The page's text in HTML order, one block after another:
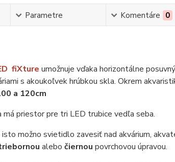
Parametre Komentáre 0
fiXture umožnuje vďaka horizontálne
s akoukoľvek hrúbkou skla. Okrem
a 120cm
priestor pre tri LED trubice vedľa seba.
možno svietidlo zavesiť nad akvárium,
alebo čiernou povrchovou úpravou.